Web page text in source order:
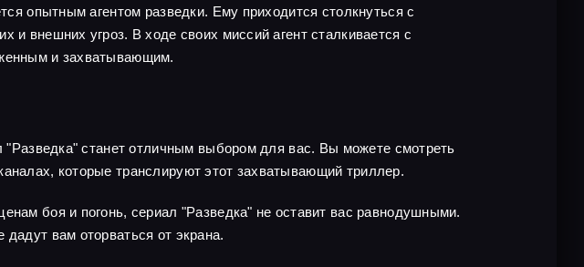
опытным агентом разведки. Ему приходится столкнуться с
и внешних угроз. В ходе своих миссий агент сталкивается с
и захватывающим.
"Разведка" станет отличным выбором для вас. Вы можете смотреть
которые транслируют этот захватывающий триллер.
боя и погонь, сериал "Разведка" не оставит вас равнодушными.
вам оторваться от экрана.